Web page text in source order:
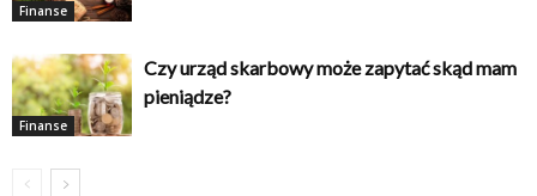
Finanse
Finanse
Czy urząd skarbowy może zapytać skąd mam
pieniądze?